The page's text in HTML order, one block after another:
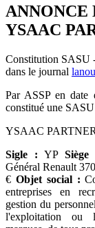
ANNONCE
YSAAC
Constitution SASU
dans le journal
Par ASSP en date
constitué une
YSAAC
Sigle : YP
Général Renault
€ Objet social :
entreprises en
gestion du
l'exploitation ou